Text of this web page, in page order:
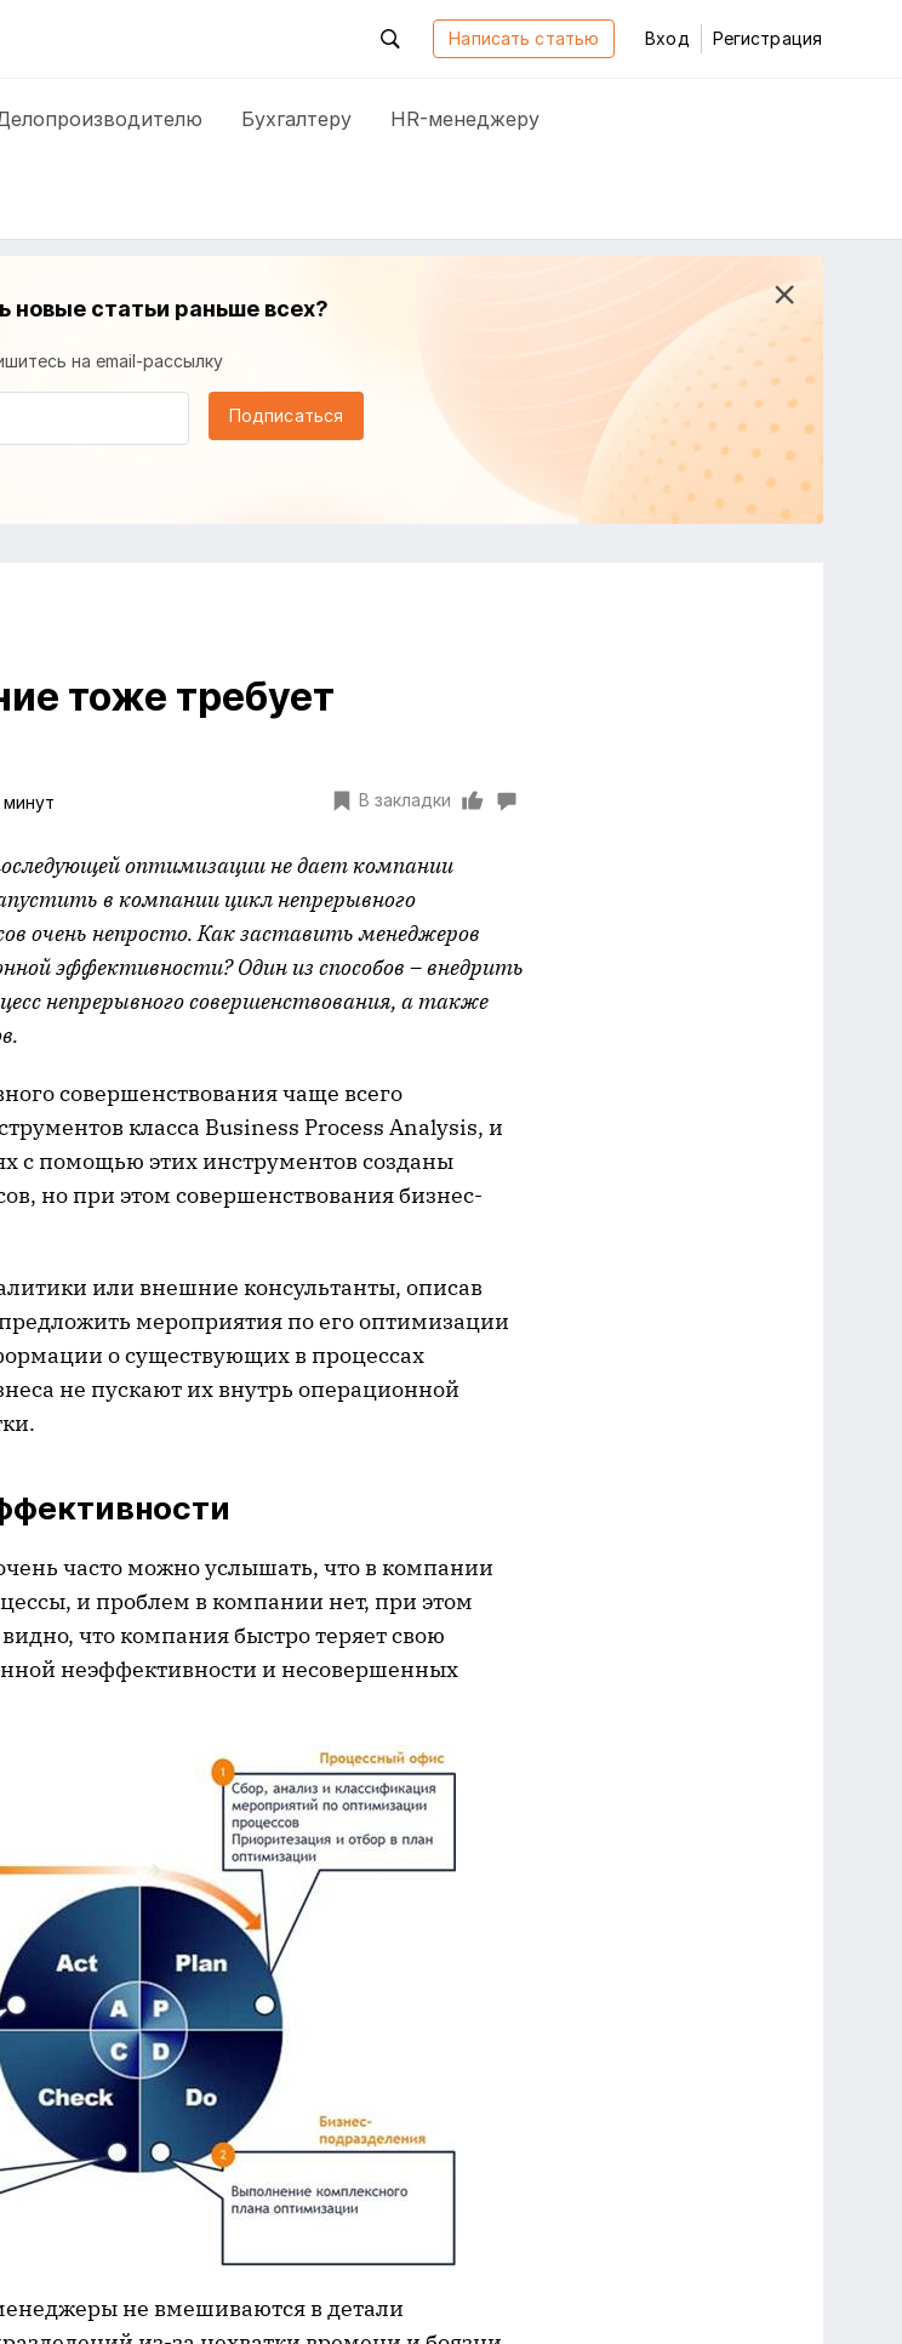
Написать статью Вход Регистрация
Бухгалтеру HR-менеджеру
новые статьи раньше всех?
на email-рассылку
Подписаться
тоже требует
минут В закладки
оптимизации не дает компании
в компании цикл непрерывного
очень непросто. Как заставить менеджеров
эффективности? Один из способов – внедрить
непрерывного совершенствования, а также
совершенствования чаще всего
класса Business Process Analysis, и
с помощью этих инструментов созданы
но при этом совершенствования бизнес-
или внешние консультанты, описав
мероприятия по его оптимизации
о существующих в процессах
не пускают их внутрь операционной
часто можно услышать, что в компании
и проблем в компании нет, при этом
что компания быстро теряет свою
неэффективности и несовершенных
не вмешиваются в детали